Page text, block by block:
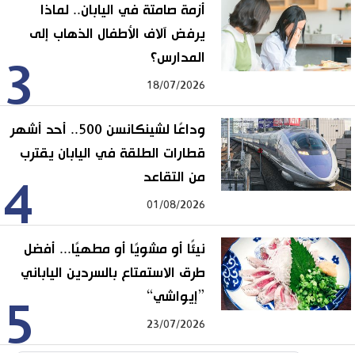
3
أزمة صامتة في اليابان.. لماذا
يرفض آلاف الأطفال الذهاب إلى
المدارس؟
18/07/2026
4
وداعًا لشينكانسن 500.. أحد أشهر
قطارات الطلقة في اليابان يقترب
من التقاعد
01/08/2026
5
نيئًا أو مشويًا أو مطهيًا... أفضل
طرق الاستمتاع بالسردين الياباني
”إيواشي“
23/07/2026